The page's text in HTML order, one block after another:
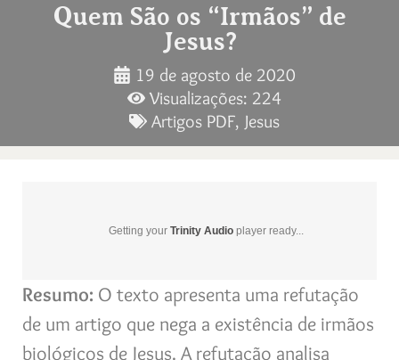
Quem São os “Irmãos” de
Jesus?
19 de agosto de 2020
Visualizações: 224
Artigos PDF, Jesus
Getting your Trinity Audio player ready...
Resumo: O texto apresenta uma refutação
de um artigo que nega a existência de irmãos
biológicos de Jesus. A refutação analisa